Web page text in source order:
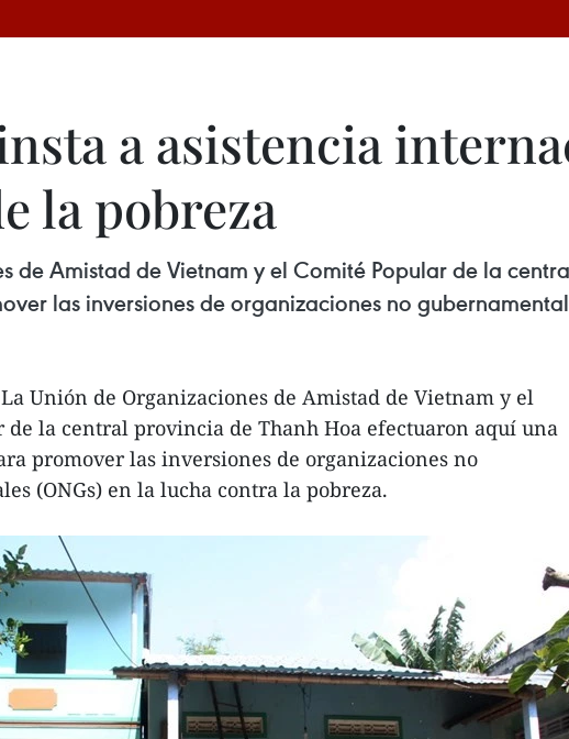
a asistencia
la pobreza
de Amistad de Vietnam y el Comité Popular de la
las inversiones de organizaciones no
Unión de Organizaciones de Amistad de Vietnam y el
de la central provincia de Thanh Hoa efectuaron aquí una
promover las inversiones de organizaciones no
(ONGs) en la lucha contra la pobreza.